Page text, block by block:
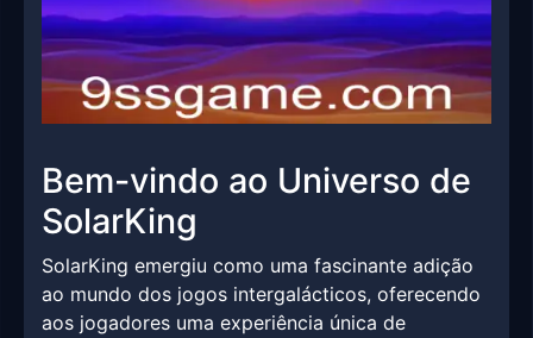
Bem-vindo ao Universo de
SolarKing
SolarKing emergiu como uma fascinante adição
ao mundo dos jogos intergalácticos, oferecendo
aos jogadores uma experiência única de